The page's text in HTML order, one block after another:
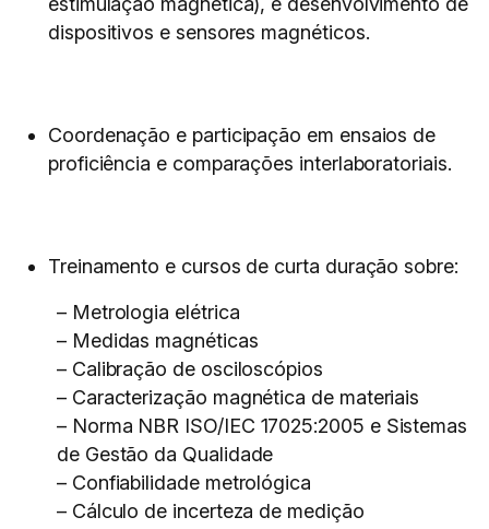
dispositivos e sensores magnéticos.
Coordenação e participação em ensaios de
proficiência e comparações interlaboratoriais.
Treinamento e cursos de curta duração sobre:
– Metrologia elétrica
– Medidas magnéticas
– Calibração de osciloscópios
– Caracterização magnética de materiais
– Norma NBR ISO/IEC 17025:2005 e Sistemas
de Gestão da Qualidade
– Confiabilidade metrológica
– Cálculo de incerteza de medição